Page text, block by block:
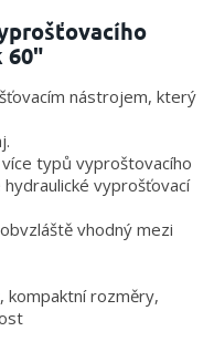
60"
nástrojem, který
typů vyproštovacího
vyprošťovací
vhodný mezi
rozměry,